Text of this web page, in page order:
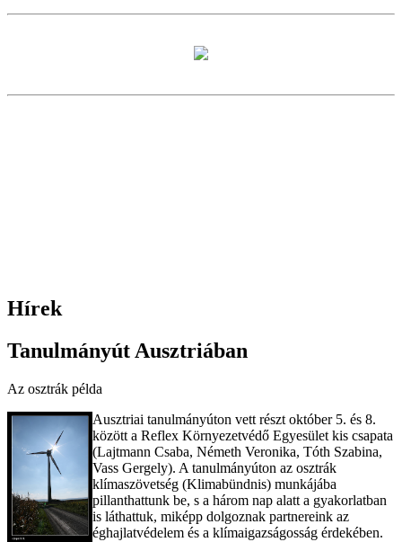
Hírek
Tanulmányút Ausztriában
Az osztrák példa
Ausztriai tanulmányúton vett részt október 5. és 8.
között a Reflex Környezetvédő Egyesület kis csapata
(Lajtmann Csaba, Németh Veronika, Tóth Szabina,
Vass Gergely). A tanulmányúton az osztrák
klímaszövetség (Klimabündnis) munkájába
pillanthattunk be, s a három nap alatt a gyakorlatban
is láthattuk, miképp dolgoznak partnereink az
éghajlatvédelem és a klímaigazságosság érdekében.